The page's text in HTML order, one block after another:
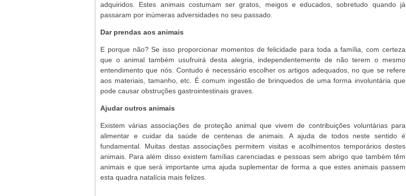
adquiridos. Estes animais costumam ser gratos, meigos e educados, sobretudo quando já
passaram por inúmeras adversidades no seu passado.
Dar prendas aos animais
E porque não? Se isso proporcionar momentos de felicidade para toda a família, com certeza
que o animal também usufruirá desta alegria, independentemente de não terem o mesmo
entendimento que nós. Contudo é necessário escolher os artigos adequados, no que se refere
aos materiais, tamanho, etc. É comum ingestão de brinquedos de uma forma involuntária que
pode causar obstruções gastrointestinais graves.
Ajudar outros animais
Existem várias associações de proteção animal que vivem de contribuições voluntárias para
alimentar e cuidar da saúde de centenas de animais. A ajuda de todos neste sentido é
fundamental. Muitas destas associações permitem visitas e acolhimentos temporários destes
animais. Para além disso existem famílias carenciadas e pessoas sem abrigo que também têm
animais e que será importante uma ajuda suplementar de forma a que estes animais passem
esta quadra natalícia mais felizes.